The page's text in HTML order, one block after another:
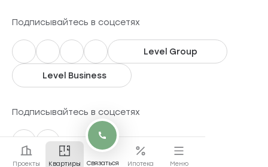
Проекты Квартиры Связаться Ипотека Меню
Подписывайтесь в соцсетях
Level Group
Level Business
Подписывайтесь в соцсетях